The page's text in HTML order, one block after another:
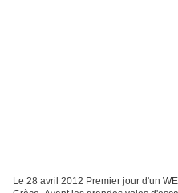
Le 28 avril 2012 Premier jour d'un